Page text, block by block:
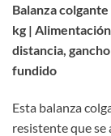
Balanza
kg |
distancia,
fundido
Esta balanza
resistente que